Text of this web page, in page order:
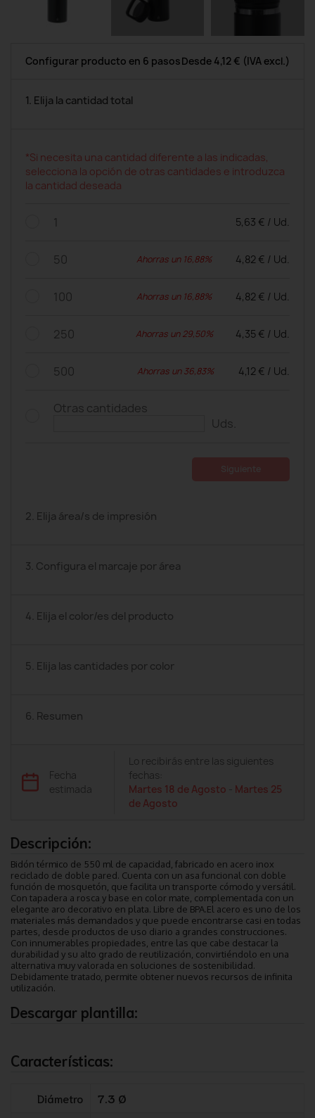
Configurar producto en 6 pasosDesde 4,12 € (IVA excl.)
1. Elija la cantidad total
*Si necesita una cantidad diferente a las indicadas,
selecciona la opción de otras cantidades e introduzca
la cantidad deseada
1 5,63 € / Ud.
50 Ahorras un 16,88% 4,82 € / Ud.
100 Ahorras un 16,88% 4,82 € / Ud.
250 Ahorras un 29,50% 4,35 € / Ud.
500 Ahorras un 36,83% 4,12 € / Ud.
Otras cantidades
Uds.
2. Elija área/s de impresión
3. Configura el marcaje por área
4. Elija el color/es del producto
5. Elija las cantidades por color
6. Resumen
Fecha
estimada
Lo recibirás entre las siguientes
fechas:
Martes 18 de Agosto - Martes 25
de Agosto
Descripción:
Bidón térmico de 550 ml de capacidad, fabricado en acero inox
reciclado de doble pared. Cuenta con un asa funcional con doble
función de mosquetón, que facilita un transporte cómodo y versátil.
Con tapadera a rosca y base en color mate, complementada con un
elegante aro decorativo en plata. Libre de BPA.El acero es uno de los
materiales más demandados y que puede encontrarse casi en todas
partes, desde productos de uso diario a grandes construcciones.
Con innumerables propiedades, entre las que cabe destacar la
durabilidad y su alto grado de reutilización, convirtiéndolo en una
alternativa muy valorada en soluciones de sostenibilidad.
Debidamente tratado, permite obtener nuevos recursos de infinita
utilización.
Descargar plantilla:
Características:
Diámetro
7.3 Ø